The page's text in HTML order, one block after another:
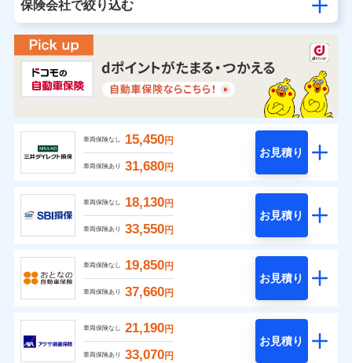
保険会社で絞り込む
車両保険なし 15,450円
車両保険あり 31,680円
お見積り
車両保険なし 18,130円
車両保険あり 33,550円
お見積り
車両保険なし 19,850円
車両保険あり 37,660円
お見積り
車両保険なし 21,190円
車両保険あり 33,070円
お見積り